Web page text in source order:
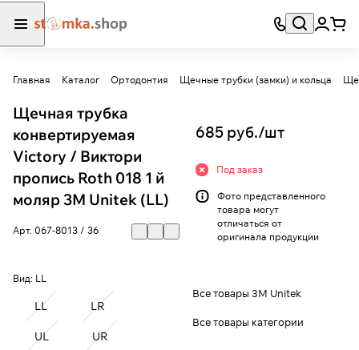
Главная Каталог Ортодонтия Щечные трубки (замки) и кольца
Щечная трубка
конвертируемая
Victory / Виктори
пропись Roth 018 1 й
моляр 3M Unitek (LL)
Арт. 067-8013 / 36
Вид: LL
LL LR
UL UR
685 руб./шт
Под заказ
Фото представленного
товара могут
отличаться от
оригинала продукции
Все товары 3M Unitek
Все товары категории